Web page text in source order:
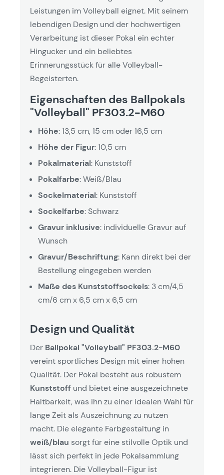
Leistungen im Volleyball eignet. Mit seinem
lebendigen Design und der hochwertigen
Verarbeitung ist dieser Pokal ein echter
Hingucker und ein beliebtes
Erinnerungsstück für alle Volleyball-
Begeisterten.
Eigenschaften des Ballpokals
"Volleyball" PF303.2-M60
Höhe: 13,5 cm, 15 cm oder 16,5 cm
Höhe der Figur: 10,5 cm
Pokalmaterial: Kunststoff
Pokalfarbe: Weiß/Blau
Sockelmaterial: Kunststoff
Sockelfarbe: Schwarz
Gravur inklusive: individuelle Gravur auf
Wunsch
Gravur/Beschriftung: Kann direkt bei der
Bestellung eingegeben werden
Maße des Kunststoffsockels: 3 cm/4,5
cm/6 cm x 6,5 cm x 6,5 cm
Design und Qualität
Der Ballpokal "Volleyball" PF303.2-M60
vereint sportliches Design mit einer hohen
Qualität. Der Pokal besteht aus robustem
Kunststoff und bietet eine ausgezeichnete
Haltbarkeit, was ihn zu einer idealen Wahl für
lange Zeit als Auszeichnung zu nutzen
macht. Die elegante Farbgestaltung in
weiß/blau sorgt für eine stilvolle Optik und
lässt sich perfekt in jede Pokalsammlung
integrieren. Die Volleyball-Figur ist